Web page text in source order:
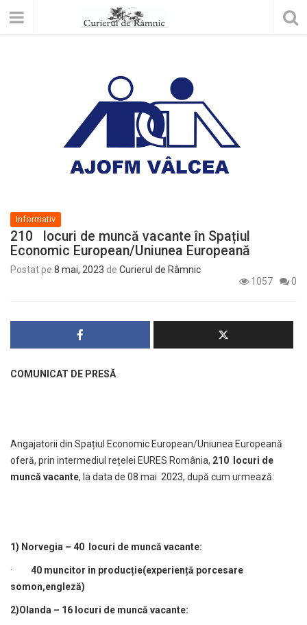
Informativ
210 locuri de muncă vacante în Spațiul
Economic European/Uniunea Europeană
Postat pe 8 mai, 2023 de Curierul de Râmnic
1057
0
COMUNICAT DE PRESĂ
Angajatorii din Spațiul Economic European/Uniunea Europeană
oferă, prin intermediul rețelei EURES România, 210 locuri de
muncă vacante, la data de 08 mai 2023, după cum urmează:
1) Norvegia – 40 locuri de muncă vacante:
· 40 muncitor in producție(experiență porcesare
somon,engleză)
2)Olanda – 16 locuri de muncă vacante: